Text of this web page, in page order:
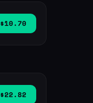
$10.70
$22.82